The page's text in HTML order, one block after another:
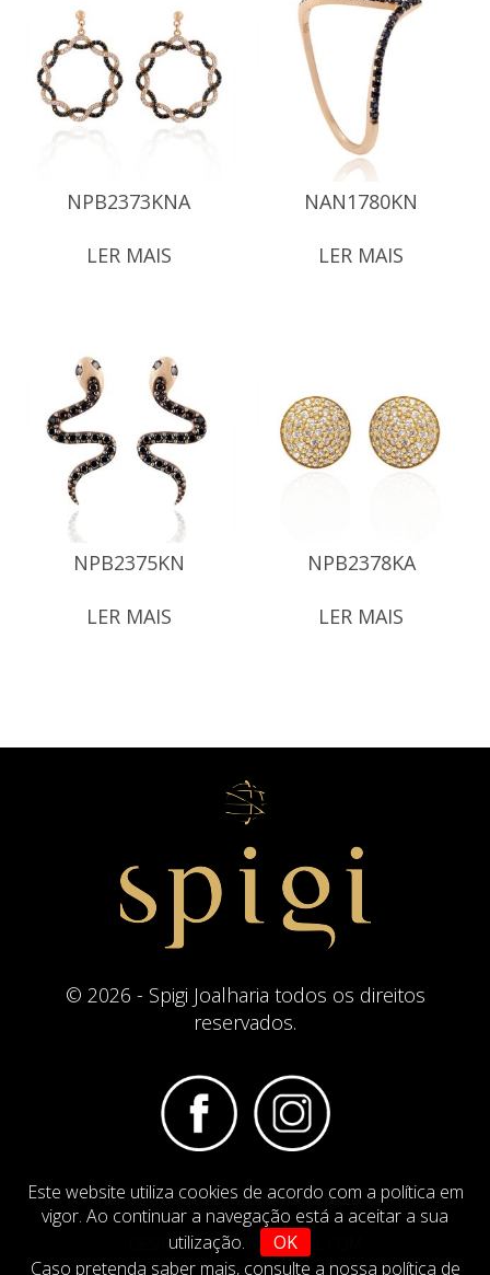
Este website utiliza cookies de acordo com a política em
vigor. Ao continuar a navegação está a aceitar a sua
utilização.
OK
Caso pretenda saber mais, consulte a nossa política de
NPB2373KNA
LER MAIS
NAN1780KN
LER MAIS
NPB2375KN
LER MAIS
NPB2378KA
LER MAIS
© 2026 - Spigi Joalharia todos os direitos
reservados.
Termos e Condições Website Politica de Cookies
DESIGN BYIMAGINEVIRTUAL.COM